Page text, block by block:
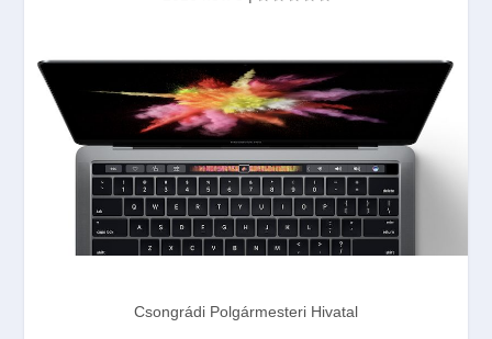
Csongrádi Polgármesteri Hivatal